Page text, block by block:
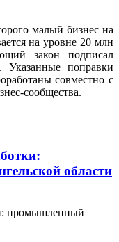
малый бизнес на
на уровне 20 млн
закон подписал
поправки
совместно с
сообщества.
области